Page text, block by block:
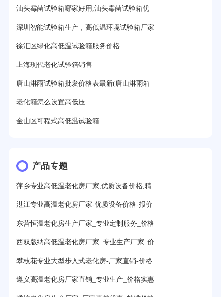
汕头霉菌试验箱哪家好用,汕头霉菌试验箱优
深圳智能试验箱生产，高低温环境试验箱厂家
徐汇区绿化高低温试验箱服务价格
上海现代老化试验箱销售
唐山淋雨试验箱批发价格表最新(唐山淋雨箱
老化箱怎么设置高低压
金山区可程式高低温试验箱
产品专题
萍乡专业高低温老化房厂家,优质设备价格,精
湛江专业高温老化房厂家-优质设备价格-报价
东营恒温老化房生产厂家_专业定制服务_价格
西双版纳高低温老化房厂家_专业生产厂家_价
攀枝花专业大型步入式老化房-厂家直销-价格
遵义高温老化房厂家直销_专业生产_价格实惠